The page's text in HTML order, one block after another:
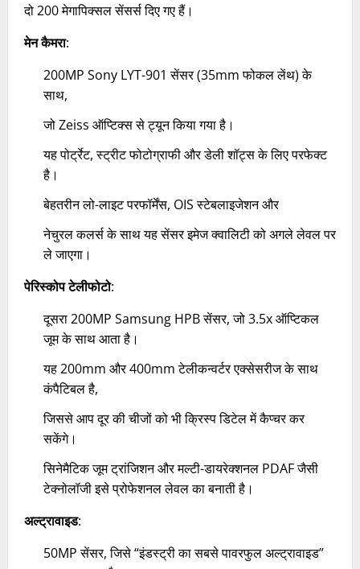
दो 200 मेगापिक्सल सेंसर्स दिए गए हैं।
मेन कैमरा:
200MP Sony LYT-901 सेंसर (35mm फोकल लेंथ) के
साथ,
जो Zeiss ऑप्टिक्स से ट्यून किया गया है।
यह पोर्ट्रेट, स्ट्रीट फोटोग्राफी और डेली शॉट्स के लिए परफेक्ट
है।
बेहतरीन लो-लाइट परफॉर्मेंस, OIS स्टेबलाइजेशन और
नेचुरल कलर्स के साथ यह सेंसर इमेज क्वालिटी को अगले लेवल पर
ले जाएगा।
पेरिस्कोप टेलीफोटो:
दूसरा 200MP Samsung HPB सेंसर, जो 3.5x ऑप्टिकल
जूम के साथ आता है।
यह 200mm और 400mm टेलीकन्वर्टर एक्सेसरीज के साथ
कंपैटिबल है,
जिससे आप दूर की चीजों को भी क्रिस्प डिटेल में कैप्चर कर
सकेंगे।
सिनेमैटिक जूम ट्रांजिशन और मल्टी-डायरेक्शनल PDAF जैसी
टेक्नोलॉजी इसे प्रोफेशनल लेवल का बनाती है।
अल्ट्रावाइड:
50MP सेंसर, जिसे “इंडस्ट्री का सबसे पावरफुल अल्ट्रावाइड”